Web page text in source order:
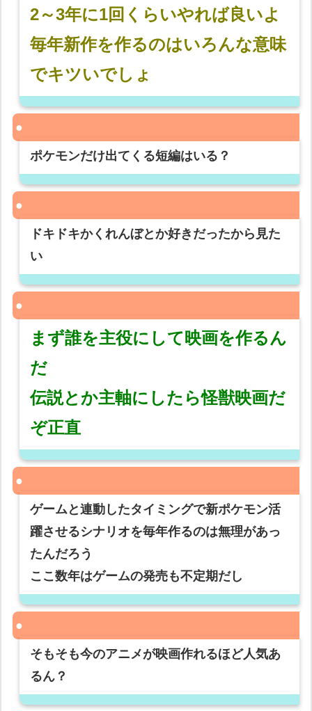
2～3年に1回くらいやれば良いよ
毎年新作を作るのはいろんな意味
でキツいでしょ
ポケモンだけ出てくる短編はいる？
ドキドキかくれんぼとか好きだったから見た
い
まず誰を主役にして映画を作るん
だ
伝説とか主軸にしたら怪獣映画だ
ぞ正直
ゲームと連動したタイミングで新ポケモン活
躍させるシナリオを毎年作るのは無理があっ
たんだろう
ここ数年はゲームの発売も不定期だし
そもそも今のアニメが映画作れるほど人気あ
るん？